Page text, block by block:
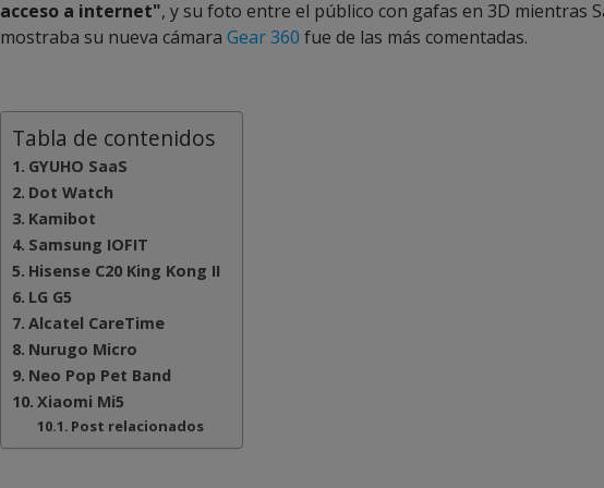
acceso a internet", y su foto entre el público con gafas en 3D mientras
mostraba su nueva cámara Gear 360 fue de las más comentadas.
Tabla de contenidos
GYUHO SaaS
Dot Watch
Kamibot
Samsung IOFIT
Hisense C20 King Kong II
LG G5
Alcatel CareTime
Nurugo Micro
Neo Pop Pet Band
Xiaomi Mi5
Post relacionados